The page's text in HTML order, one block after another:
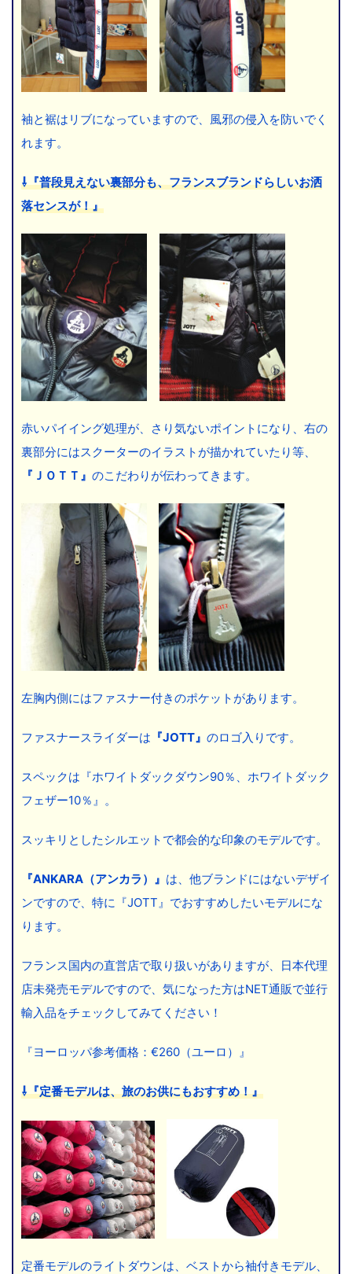
袖と裾はリブになっていますので、風邪の侵入を防いでく
れます。
⇩『普段見えない裏部分も、フランスブランドらしいお洒
落センスが！』
赤いパイイング処理が、さり気ないポイントになり、右の
裏部分にはスクーターのイラストが描かれていたり等、
『ＪＯＴＴ』 のこだわりが伝わってきます。
左胸内側にはファスナー付きのポケットがあります。
ファスナースライダーは 『JOTT』 のロゴ入りです。
スペックは『ホワイトダックダウン90％、ホワイトダック
フェザー10％』。
スッキリとしたシルエットで都会的な印象のモデルです。
『ANKARA（アンカラ）』 は、他ブランドにはないデザイ
ンですので、特に『JOTT』でおすすめしたいモデルにな
ります。
フランス国内の直営店で取り扱いがありますが、日本代理
店未発売モデルですので、気になった方はNET通販で並行
輸入品をチェックしてみてください！
『ヨーロッパ参考価格：€260（ユーロ）』
⇩『定番モデルは、旅のお供にもおすすめ！』
定番モデルのライトダウンは、ベストから袖付きモデル、